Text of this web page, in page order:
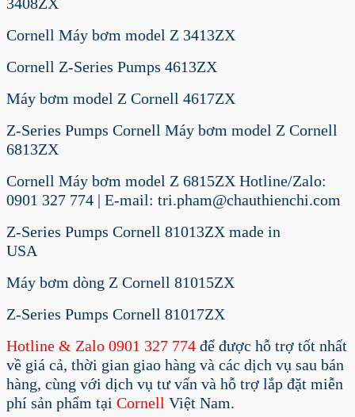
3408ZX
Cornell Máy bơm model Z 3413ZX
Cornell Z-Series Pumps 4613ZX
Máy bơm model Z Cornell 4617ZX
Z-Series Pumps Cornell Máy bơm model Z Cornell
6813ZX
Cornell Máy bơm model Z 6815ZX Hotline/Zalo:
0901 327 774 | E-mail: tri.pham@chauthienchi.com
Z-Series Pumps Cornell 81013ZX made in
USA
Máy bơm dòng Z Cornell 81015ZX
Z-Series Pumps Cornell 81017ZX
Hotline & Zalo 0901 327 774 để được hỗ trợ tốt nhất
về giá cả, thời gian giao hàng và các dịch vụ sau bán
hàng, cùng với dịch vụ tư vấn và hỗ trợ lắp đặt miễn
phí sản phẩm tại Cornell Việt Nam.